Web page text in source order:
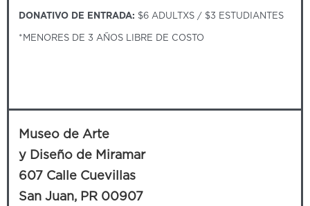
DONATIVO DE ENTRADA: $6 ADULTXS / $3 ESTUDIANTES
*MENORES DE 3 AÑOS LIBRE DE COSTO
Museo de Arte
y Diseño de Miramar
607 Calle Cuevillas
San Juan, PR 00907